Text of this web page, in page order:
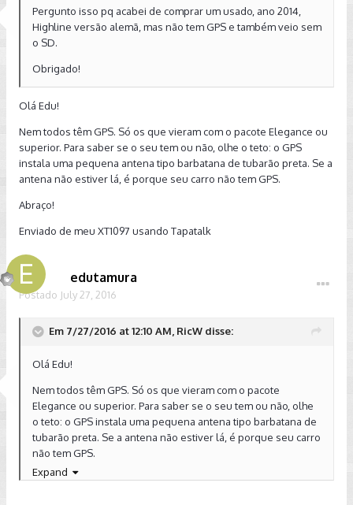
Pergunto isso pq acabei de comprar um usado, ano 2014,
Highline versão alemã, mas não tem GPS e também veio sem
o SD.
Obrigado!
Olá Edu!
Nem todos têm GPS. Só os que vieram com o pacote Elegance ou
superior. Para saber se o seu tem ou não, olhe o teto: o GPS
instala uma pequena antena tipo barbatana de tubarão preta. Se a
antena não estiver lá, é porque seu carro não tem GPS.
Abraço!
Enviado de meu XT1097 usando Tapatalk
edutamura
Postado July 27, 2016
Em 7/27/2016 at 12:10 AM, RicW disse:
Olá Edu!
Nem todos têm GPS. Só os que vieram com o pacote
Elegance ou superior. Para saber se o seu tem ou não, olhe
o teto: o GPS instala uma pequena antena tipo barbatana de
tubarão preta. Se a antena não estiver lá, é porque seu carro
não tem GPS.
Abraço!
Expand